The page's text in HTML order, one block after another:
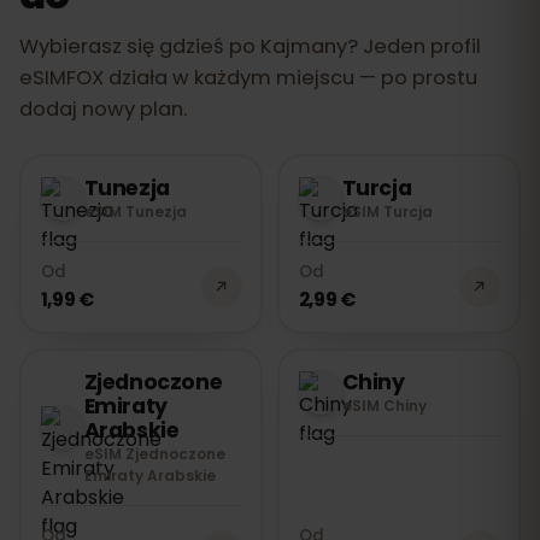
Wybierasz się gdzieś po Kajmany? Jeden profil
eSIMFOX działa w każdym miejscu — po prostu
dodaj nowy plan.
Tunezja
eSIM Tunezja
Od
1,99 €
Turcja
eSIM Turcja
Od
2,99 €
Zjednoczone
Emiraty
Arabskie
eSIM Zjednoczone
Emiraty Arabskie
Od
Chiny
eSIM Chiny
Od